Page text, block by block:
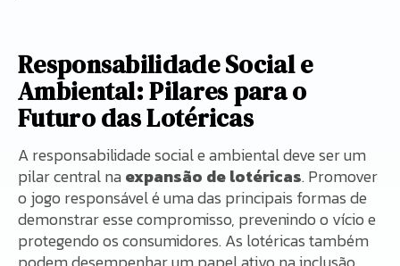
Responsabilidade Social e
Ambiental: Pilares para o
Futuro das Lotéricas
A responsabilidade social e ambiental deve ser um
pilar central naexpansão de lotéricas. Promover
o jogo responsável é uma das principais formas de
demonstrar esse compromisso, prevenindo o vício e
protegendo os consumidores. As lotéricas também